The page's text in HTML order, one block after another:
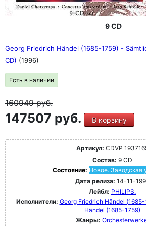
9 CD
Georg Friedrich Händel (1685-1759) -
CD) (1996)
Есть в наличии
160949руб.
147507 руб. В корзину
Артикул: CDVP
Состав: 9 CD
Состояние: Новое. Заводская
Дата релиза: 14-11-
Лейбл: PHILIPS.
Исполнители: Georg Friedrich Händel
Händel (1685-1759)
Жанры: